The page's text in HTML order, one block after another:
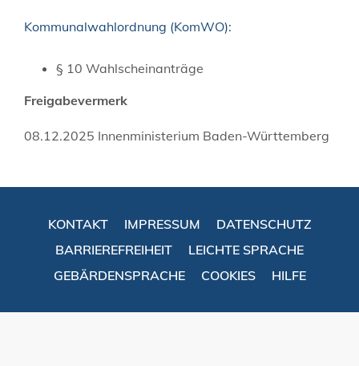
Kommunalwahlordnung (KomWO):
§ 10 Wahlscheinanträge
Freigabevermerk
08.12.2025 Innenministerium Baden-Württemberg
KONTAKT IMPRESSUM
DATENSCHUTZ
BARRIEREFREIHEIT
LEICHTE SPRACHE
GEBÄRDENSPRACHE
COOKIES HILFE